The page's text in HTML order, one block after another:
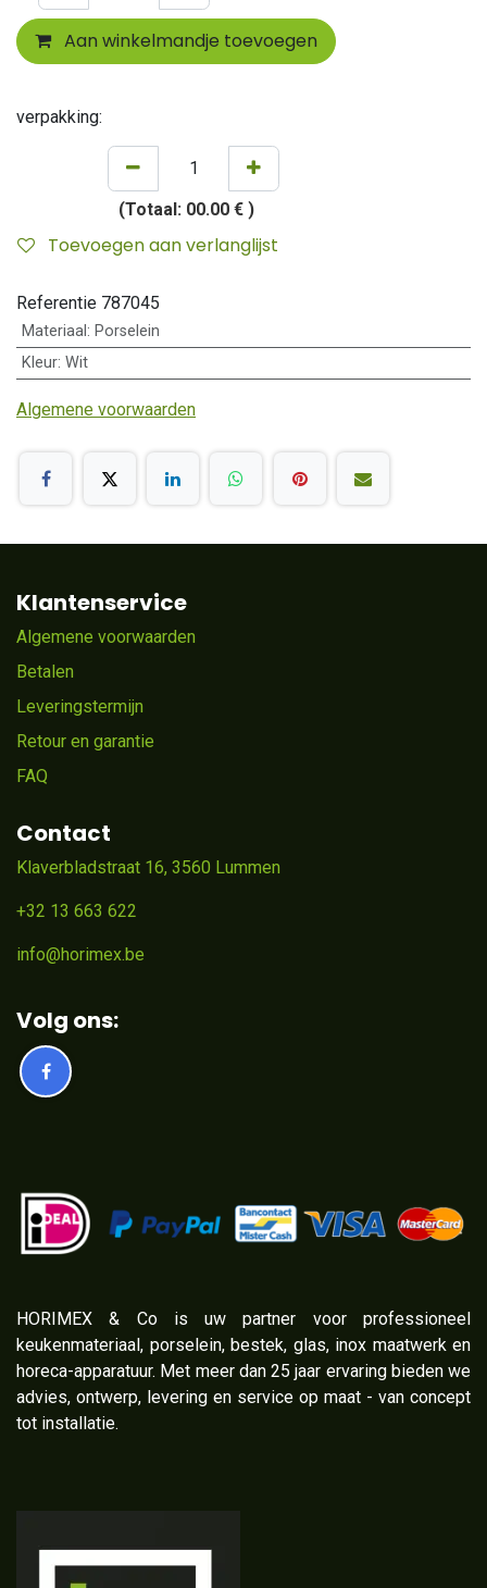
Aan winkelmandje toevoegen
verpakking:
(Totaal: 00.00 € )
Toevoegen aan verlanglijst
Referentie 787045
Materiaal : Porselein
Kleur: Wit
Algemene voorwaarden
Klantenservice
Algemene voorwaarden
Betalen
Leveringstermijn
Retour en garantie
FAQ
Contact
Klaverbladstraat 16, 3560 Lummen
+32 13 663 622
info@horimex.be
Volg ons:
​HORIMEX & Co is uw partner voor professioneel
keukenmateriaal, porselein, bestek, glas, inox maatwerk en
horeca-apparatuur. Met meer dan 25 jaar ervaring bieden we
advies, ontwerp, levering en service op maat - van concept
tot installatie.